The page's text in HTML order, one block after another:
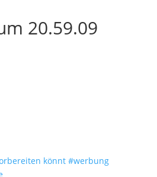
20.59.09
könnt #werbung